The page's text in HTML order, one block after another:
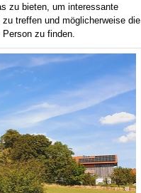
zu bieten, um interessante
zu treffen und möglicherweise die
Person zu finden.